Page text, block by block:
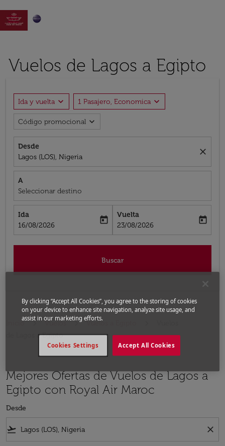

Vuelos de Lagos a Egipto
Ida y vuelta expand_more 1 Pasajero, Economica expand_more
Código promocional expand_more
Desde
Lagos (LOS), Nigeria
close
A
Seleccionar destino
Ida
fc-booking-departure-date-aria-label
16/08/2026
today
Vuelta
fc-booking-return-date-aria-label
23/08/2026
today
Buscar
Inicio Vuelos Vuelos a Egipto
de Lagos a Egipto
Mejores Ofertas de Vuelos de Lagos a
Egipto con Royal Air Maroc
Desde
flight_takeoff close
By clicking “Accept All Cookies”, you agree to the storing of cookies
on your device to enhance site navigation, analyze site usage, and
assist in our marketing efforts.
Accept All Cookies
Cookies Settings